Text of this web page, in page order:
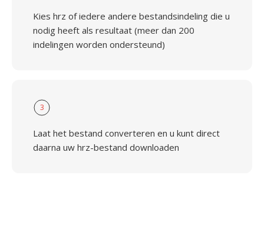
Kies hrz of iedere andere bestandsindeling die u
nodig heeft als resultaat (meer dan 200
indelingen worden ondersteund)
3
Laat het bestand converteren en u kunt direct
daarna uw hrz-bestand downloaden